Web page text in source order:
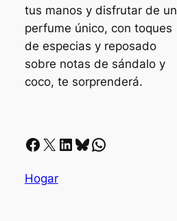
tus manos y disfrutar de un
perfume único, con toques
de especias y reposado
sobre notas de sándalo y
coco, te sorprenderá.
Facebook X LinkedIn Bluesky Whatsapp
Hogar